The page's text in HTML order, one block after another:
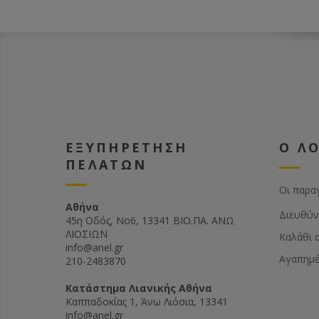
είναι
ύψος
ΕΞΥΠΗΡΕΤΗΣΗ
ΠΕΛΑΤΩΝ
Αθήνα
45η Οδός, Νο6, 13341 ΒΙΟ.ΠΑ. ΑΝΩ
ΛΙΟΣΙΩΝ
info@anel.gr
210-2483870
Kατάστημα Λιανικής Αθήνα
Καππαδοκίας 1, Άνω Λιόσια, 13341
info@anel.gr
Ο
Οι
Καλάθι